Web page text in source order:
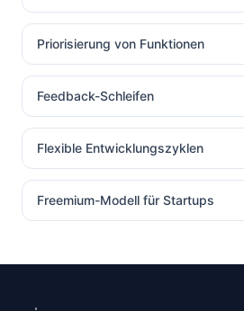
Priorisierung von Funktionen
Feedback-Schleifen
Flexible Entwicklungszyklen
Freemium-Modell für Startups